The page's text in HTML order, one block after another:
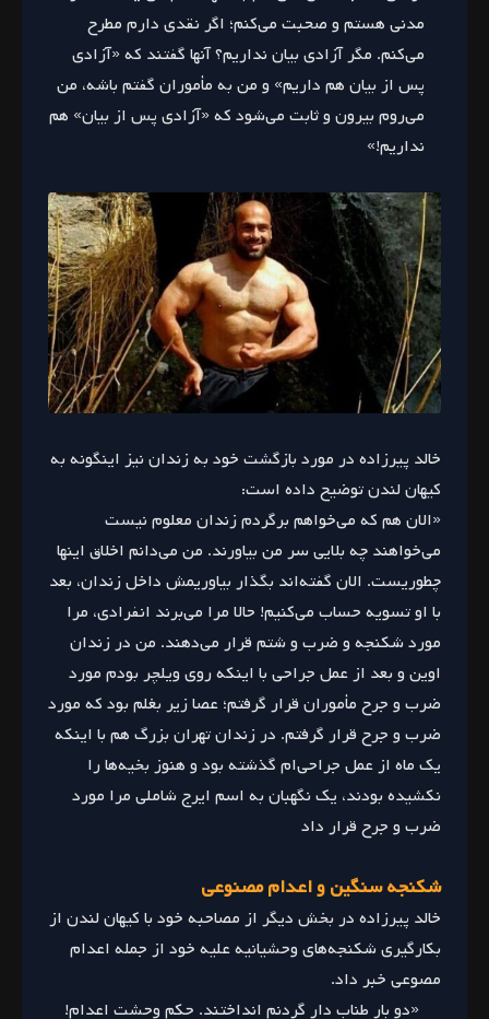
مدنی هستم و صحبت می‌کنم؛ اگر نقدی دارم مطرح
می‌کنم. مگر آزادی بیان نداریم؟ آنها گفتند که «آزادی
پس از بیان هم داریم» و من به مأموران گفتم باشه، من
می‌روم بیرون و ثابت می‌شود که «آزادی پس از بیان» هم
نداریم!»
خالد پیرزاده در مورد بازگشت خود به زندان نیز اینگونه به
کیهان لندن توضیح داده است:
«الان هم که می‌خواهم برگردم زندان معلوم نیست
می‌خواهند چه بلایی سر من بیاورند. من می‌دانم اخلاق اینها
چطوریست. الان گفته‌اند بگذار بیاوریمش داخل زندان، بعد
با او تسویه حساب می‌کنیم! حالا مرا می‌برند انفرادی، مرا
مورد شکنجه و ضرب و شتم قرار می‌دهند. من در زندان
اوین و بعد از عمل جراحی با اینکه روی ویلچر بودم مورد
ضرب و جرح مأموران قرار گرفتم؛ عصا زیر بغلم بود که مورد
ضرب و جرح قرار گرفتم. در زندان تهران بزرگ هم با اینکه
یک ماه از عمل جراحی‌ام گذشته بود و هنوز بخیه‌ها را
نکشیده بودند، یک نگهبان به اسم ایرج شاملی مرا مورد
ضرب و جرح قرار داد
شکنجه سنگین و اعدام مصنوعی
خالد پیرزاده در بخش دیگر از مصاحبه خود با کیهان لندن از
بکارگیری شکنجه‌های وحشیانیه علیه خود از جمله اعدام
مصوعی خبر داد.
«دو بار طناب دار گردنم انداختند. حکم وحشت اعدام!